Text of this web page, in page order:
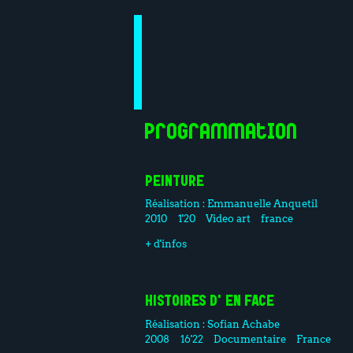
Programmation
PEINTURE
Réalisation : Emmanuelle Anquetil
2010
1'20 Video art france
+ d'infos
HISTOIRES D'EN FACE
Réalisation :Sofian Achabe
2008
16'22 Documentaire
France